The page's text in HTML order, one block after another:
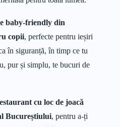
baby-friendly din
copii, perfecte pentru ieșiri
în siguranță, în timp ce tu
pur și simplu, te bucuri de
cu loc de joacă
Bucureștiului, pentru a-ți